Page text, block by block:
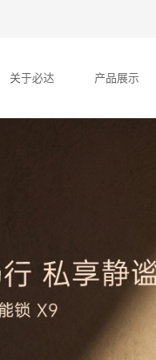
关于必达 产品展示